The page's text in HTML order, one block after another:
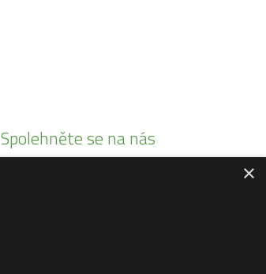
Spolehněte se na nás
×